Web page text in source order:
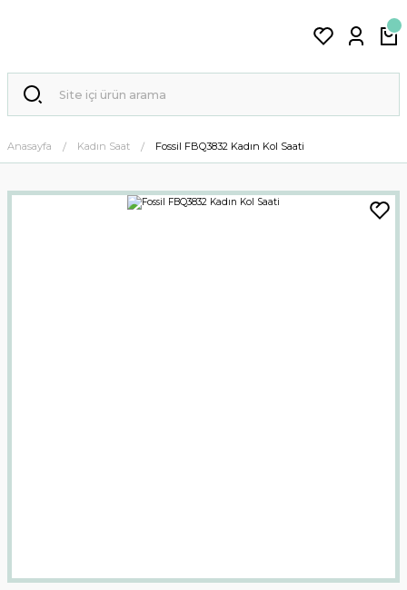
Anasayfa Kadın Saat Fossil FBQ3832 Kadın Kol Saati